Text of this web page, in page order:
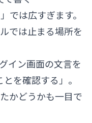
では広すぎます。
では止まる場所を
イン画面の文言を
を確認する」。
かどうかも一目で